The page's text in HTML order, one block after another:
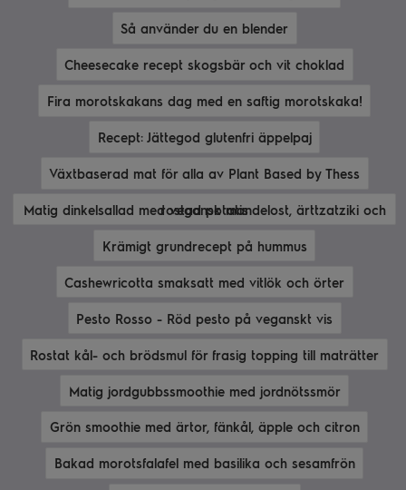
Så använder du en blender
Cheesecake recept skogsbär och vit choklad
Fira morotskakans dag med en saftig morotskaka!
Recept: Jättegod glutenfri äppelpaj
Växtbaserad mat för alla av Plant Based by Thess
Matig dinkelsallad med vegansk mandelost, ärttzatziki och rostad potatis
Krämigt grundrecept på hummus
Cashewricotta smaksatt med vitlök och örter
Pesto Rosso - Röd pesto på veganskt vis
Rostat kål- och brödsmul för frasig topping till maträtter
Matig jordgubbssmoothie med jordnötssmör
Grön smoothie med ärtor, fänkål, äpple och citron
Bakad morotsfalafel med basilika och sesamfrön